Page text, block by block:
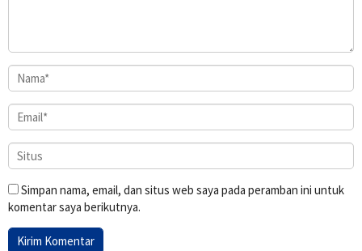
Simpan nama, email, dan situs web saya pada peramban ini untuk
komentar saya berikutnya.